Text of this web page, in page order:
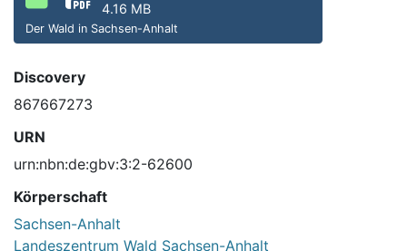
4.16 MB
Der Wald in Sachsen-Anhalt
Discovery
867667273
URN
urn:nbn:de:gbv:3:2-62600
Körperschaft
Sachsen-Anhalt
Landeszentrum Wald Sachsen-Anhalt